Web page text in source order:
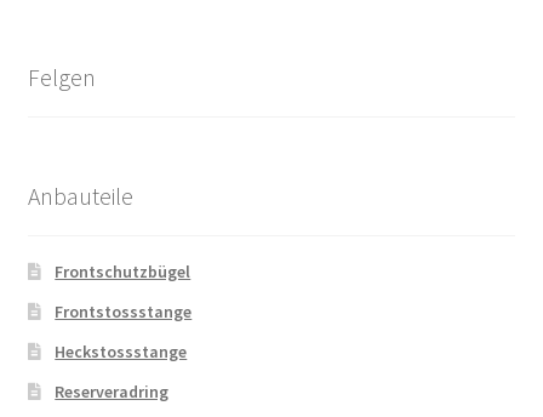
Felgen
Anbauteile
Frontschutzbügel
Frontstossstange
Heckstossstange
Reserveradring